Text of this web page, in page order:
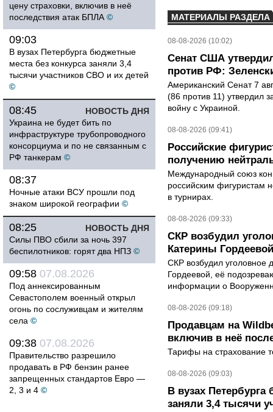
цену страховки, включив в неё
последствия атак БПЛА ©
09:03
В вузах Петербурга бюджетные
места без конкурса заняли 3,4
тысячи участников СВО и их детей
©
НОВОСТЬ ДНЯ
08:45
Украина не будет бить по
инфраструктуре трубопроводного
консорциума и по не связанным с
РФ танкерам ©
08:37
Ночные атаки ВСУ прошли под
знаком широкой географии ©
НОВОСТЬ ДНЯ
08:25
Силы ПВО сбили за ночь 397
беспилотников: горят два НПЗ ©
09:58 07.08.2026
Под аннексированным
Севастополем военный открыл
огонь по сослуживцам и жителям
села ©
09:38 07.08.2026
Правительство разрешило
продавать в РФ бензин ранее
запрещенных стандартов Евро —
2, 3 и 4 ©
МАТЕРИАЛЫ РАЗДЕЛА
08-08-2026 (10:02)
Сенат США
против РФ:
Американский Сенат 7
(86 против 11) утвердил
войну с Украиной.
08-08-2026 (09:41)
Российские
получению
Международный союз
российским фигуристам
в турнирах.
08-08-2026 (09:33)
СКР возбудил
Катерины Гордеевой
СКР возбудил уголовное
Гордеевой, её
информации о
08-08-2026 (09:18)
Продавцам на
включив в неё
Тарифы на страхование
08-08-2026 (09:03)
В вузах
заняли 3,4 тысячи